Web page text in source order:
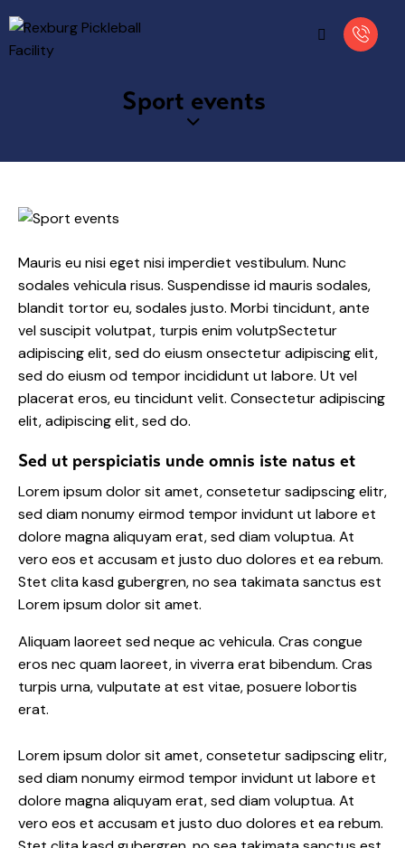
Sport events
Mauris eu nisi eget nisi imperdiet vestibulum. Nunc
sodales vehicula risus. Suspendisse id mauris sodales,
blandit tortor eu, sodales justo. Morbi tincidunt, ante
vel suscipit volutpat, turpis enim volutpSectetur
adipiscing elit, sed do eiusm onsectetur adipiscing elit,
sed do eiusm od tempor incididunt ut labore. Ut vel
placerat eros, eu tincidunt velit. Consectetur adipiscing
elit, adipiscing elit, sed do.
Sed ut perspiciatis unde omnis iste natus et
Lorem ipsum dolor sit amet, consetetur sadipscing elitr,
sed diam nonumy eirmod tempor invidunt ut labore et
dolore magna aliquyam erat, sed diam voluptua. At
vero eos et accusam et justo duo dolores et ea rebum.
Stet clita kasd gubergren, no sea takimata sanctus est
Lorem ipsum dolor sit amet.
Aliquam laoreet sed neque ac vehicula. Cras congue
eros nec quam laoreet, in viverra erat bibendum. Cras
turpis urna, vulputate at est vitae, posuere lobortis
erat.
Lorem ipsum dolor sit amet, consetetur sadipscing elitr,
sed diam nonumy eirmod tempor invidunt ut labore et
dolore magna aliquyam erat, sed diam voluptua. At
vero eos et accusam et justo duo dolores et ea rebum.